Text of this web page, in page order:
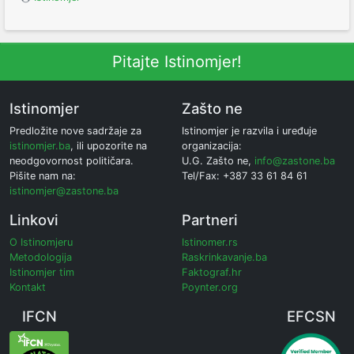
Pitajte Istinomjer!
Istinomjer
Predložite nove sadržaje za
istinomjer.ba, ili upozorite na
neodgovornost političara.
Pišite nam na:
istinomjer@zastone.ba
Zašto ne
Istinomjer je razvila i uređuje
organizacija:
U.G. Zašto ne, info@zastone.ba
Tel/Fax: +387 33 61 84 61
Linkovi
O Istinomjeru
Metodologija
Istinomjer tim
Kontakt
Partneri
Istinomer.rs
Raskrinkavanje.ba
Faktograf.hr
Poynter.org
IFCN EFCSN